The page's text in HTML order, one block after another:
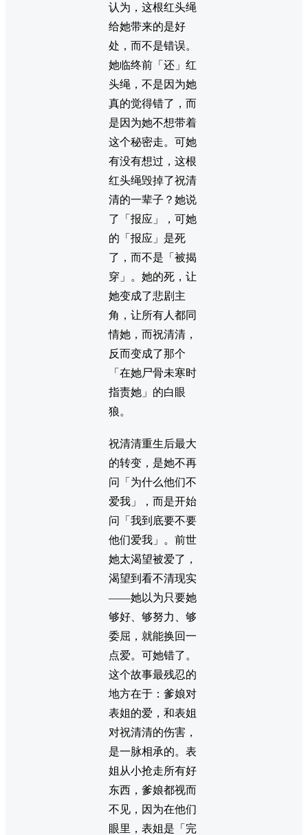
认为，这根红头绳
给她带来的是好
处，而不是错误。
她临终前「还」红
头绳，不是因为她
真的觉得错了，而
是因为她不想带着
这个秘密走。可她
有没有想过，这根
红头绳毁掉了祝清
清的一辈子？她说
了「报应」，可她
的「报应」是死
了，而不是「被揭
穿」。她的死，让
她变成了悲剧主
角，让所有人都同
情她，而祝清清，
反而变成了那个
「在她尸骨未寒时
指责她」的白眼
狼。
祝清清重生后最大
的转变，是她不再
问「为什么他们不
爱我」，而是开始
问「我到底要不要
他们爱我」。前世
她太渴望被爱了，
渴望到看不清现实
——她以为只要她
够好、够努力、够
委屈，就能换回一
点爱。可她错了。
这个故事最残忍的
地方在于：爹娘对
表姐的爱，和表姐
对祝清清的伤害，
是一脉相承的。表
姐从小抢走所有好
东西，爹娘都视而
不见，因为在他们
眼里，表姐是「完